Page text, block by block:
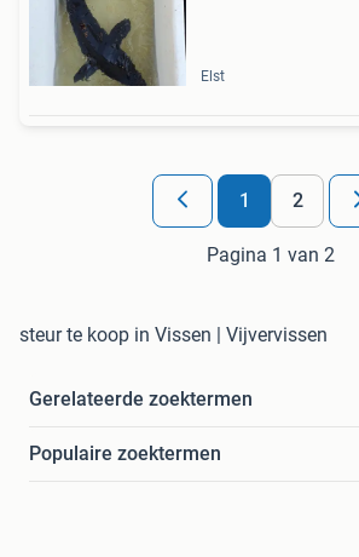
Elst
1 2
Pagina 1 van 2
steur te koop in Vissen | Vijvervissen
Gerelateerde zoektermen
Populaire zoektermen